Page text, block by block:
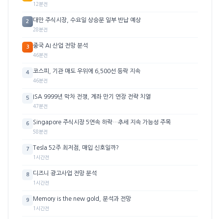
12분전
2 대만 주식시장, 수요일 상승분 일부 반납 예상
28분전
3 중국 AI 산업 전망 분석
46분전
4 코스피, 기관 매도 우위에 6,500선 등락 지속
46분전
5 ISA 9999년 막차 전쟁, 계좌 만기 연장 전략 치열
47분전
6 Singapore 주식시장 5연속 하락…추세 지속 가능성 주목
58분전
7 Tesla 52주 최저점, 매입 신호일까?
1시간전
8 디즈니 광고사업 전망 분석
1시간전
9 Memory is the new gold, 분석과 전망
1시간전